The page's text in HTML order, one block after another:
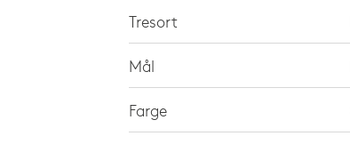
Tresort
Mål
Farge